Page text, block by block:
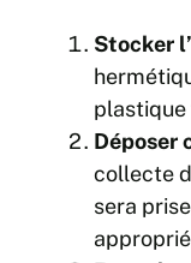
Stocker
plastique
Déposer
collecte
sera